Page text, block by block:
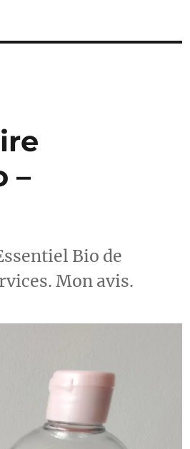
–
Bio de
Mon avis.